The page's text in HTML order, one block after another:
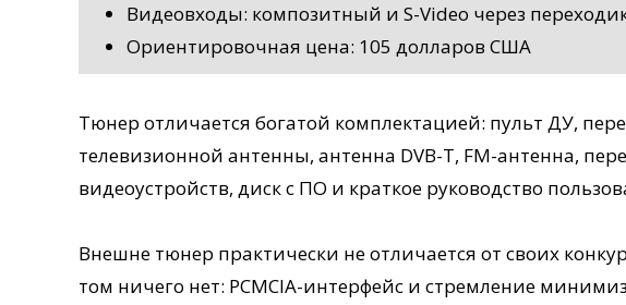
Видеовходы: композитный и S-Video через
Ориентировочная цена: 105 долларов США
Тюнер отличается богатой комплектацией: пульт ДУ,
телевизионной антенны, антенна DVB-T, FM-антенна,
видеоустройств, диск с ПО и краткое руководство
Внешне тюнер практически не отличается от своих
том ничего нет: PCMCIA-интерфейс и стремление